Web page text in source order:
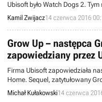
Ubisoft było Watch Dogs 2.
z misji, podczas której Marcus
włamuje się do apartamentu
społecznościowych. Ponadto
na marce Watch Dogs.
Kamil Zwijacz14 czerwca 2016
Grow Up – następca
zapowiedziany przez
Firma Ubisoft zapowiedziała
Home. Sequel, zatytułowany
roku na komputerach PC oraz
Michał Kułakowski14 czerwca